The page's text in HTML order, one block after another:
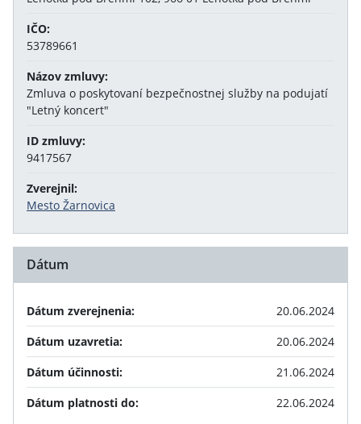
IČO:
53789661
Názov zmluvy:
Zmluva o poskytovaní bezpečnostnej služby na podujatí
"Letný koncert"
ID zmluvy:
9417567
Zverejnil:
Mesto Žarnovica
Dátum
Dátum zverejnenia:
20.06.2024
Dátum uzavretia:
20.06.2024
Dátum účinnosti:
21.06.2024
Dátum platnosti do:
22.06.2024